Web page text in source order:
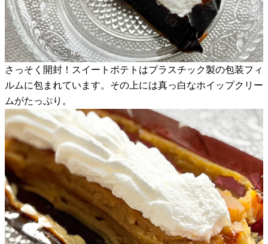
さっそく開封！スイートポテトはプラスチック製の包装フィ
ルムに包まれています。その上には真っ白なホイップクリー
ムがたっぷり。